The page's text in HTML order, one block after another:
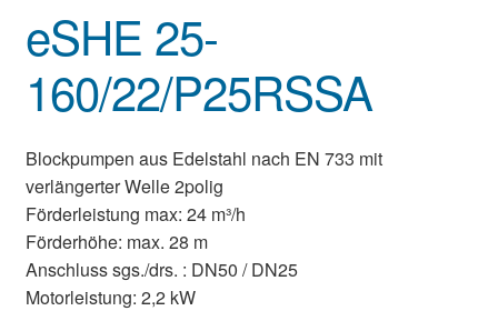
eSHE 25-
160/22/P25RSSA
Blockpumpen aus Edelstahl nach EN 733 mit
verlängerter Welle 2polig
Förderleistung max: 24 m³/h
Förderhöhe: max. 28 m
Anschluss sgs./drs. : DN50 / DN25
Motorleistung: 2,2 kW